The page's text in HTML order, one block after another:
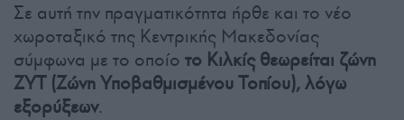
Σε αυτή την πραγματικότητα ήρθε και το νέο
χωροταξικό της Κεντρικής Μακεδονίας
σύμφωνα με το οποίο το Κιλκίς θεωρείται ζώνη
ΖΥΤ (Ζώνη Υποβαθμισμένου Τοπίου), λόγω
εξορύξεων.